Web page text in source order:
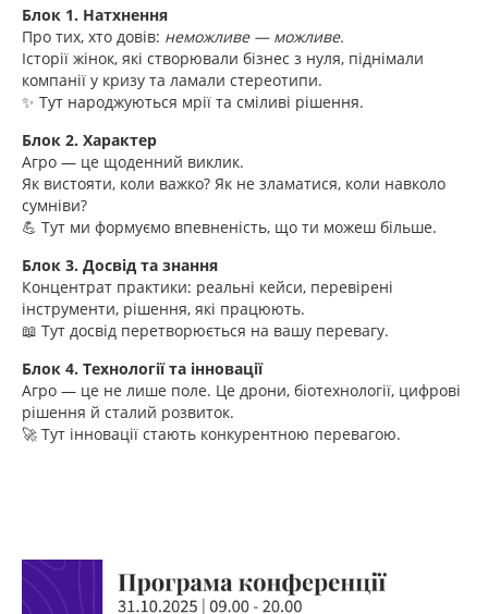
Блок 1. Натхнення
Про тих, хто довів: неможливе — можливе.
Історії жінок, які створювали бізнес з нуля, піднімали
компанії у кризу та ламали стереотипи.
✨ Тут народжуються мрії та сміливі рішення.
Блок 2. Характер
Агро — це щоденний виклик.
Як вистояти, коли важко? Як не зламатися, коли навколо
сумніви?
💪 Тут ми формуємо впевненість, що ти можеш більше.
Блок 3. Досвід та знання
Концентрат практики: реальні кейси, перевірені
інструменти, рішення, які працюють.
📖 Тут досвід перетворюється на вашу перевагу.
Блок 4. Технології та інновації
Агро — це не лише поле. Це дрони, біотехнології, цифрові
рішення й сталий розвиток.
🚀 Тут інновації стають конкурентною перевагою.